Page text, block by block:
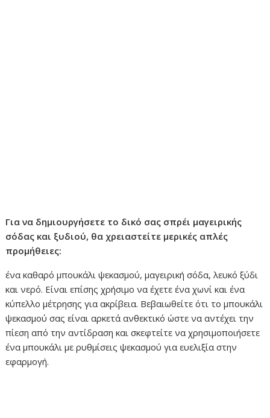
Για να δημιουργήσετε το δικό σας σπρέι μαγειρικής
σόδας και ξυδιού, θα χρειαστείτε μερικές απλές
προμήθειες:
ένα καθαρό μπουκάλι ψεκασμού, μαγειρική σόδα, λευκό ξύδι
και νερό. Είναι επίσης χρήσιμο να έχετε ένα χωνί και ένα
κύπελλο μέτρησης για ακρίβεια. Βεβαιωθείτε ότι το μπουκάλι
ψεκασμού σας είναι αρκετά ανθεκτικό ώστε να αντέχει την
πίεση από την αντίδραση και σκεφτείτε να χρησιμοποιήσετε
ένα μπουκάλι με ρυθμίσεις ψεκασμού για ευελιξία στην
εφαρμογή.